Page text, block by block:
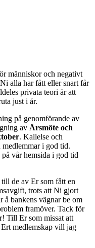
människor och negativt
alla har fått eller snart får
privata teori är att
just i år.
på genomförande av
av Årsmöte och
. Kallelse och
i god tid.
vår hemsida i god tid
de av Er som fått en
trots att Ni gjort
å bankens vägnar be om
framöver. Tack för
Till Er som missat att
medlemskap vill jag